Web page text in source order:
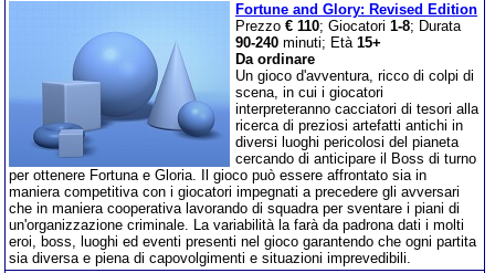
Fortune and Glory: Revised Edition
Prezzo € 110; Giocatori 1-8; Durata
90-240 minuti; Età 15+
Da ordinare
Un gioco d'avventura, ricco di colpi di
scena, in cui i giocatori
interpreteranno cacciatori di tesori alla
ricerca di preziosi artefatti antichi in
diversi luoghi pericolosi del pianeta
cercando di anticipare il Boss di turno
per ottenere Fortuna e Gloria. Il gioco può essere affrontato sia in
maniera competitiva con i giocatori impegnati a precedere gli avversari
che in maniera cooperativa lavorando di squadra per sventare i piani di
un'organizzazione criminale. La variabilità la farà da padrona dati i molti
eroi, boss, luoghi ed eventi presenti nel gioco garantendo che ogni partita
sia diversa e piena di capovolgimenti e situazioni imprevedibili.